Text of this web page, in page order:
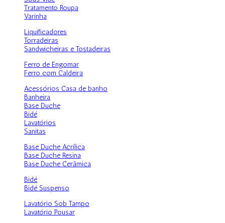
Tratamento Roupa
Varinha
Liquificadores
Torradeiras
Sandwicheiras e Tostadeiras
Ferro de Engomar
Ferro com Caldeira
Acessórios Casa de banho
Banheira
Base Duche
Bidé
Lavatórios
Sanitas
Base Duche Acrílica
Base Duche Resina
Base Duche Cerâmica
Bidé
Bidé Suspenso
Lavatório Sob Tampo
Lavatório Pousar